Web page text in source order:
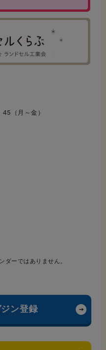
（月～金）
ダーではありません。
ン登録